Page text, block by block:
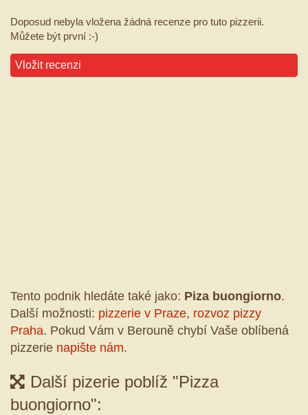
Doposud nebyla vložena žádná recenze pro tuto pizzerii.
Můžete být první :-)
Vložit recenzi
Tento podnik hledáte také jako: Piza buongiorno.
Další možnosti: pizzerie v Praze, rozvoz pizzy
Praha. Pokud Vám v Berouně chybí Vaše oblíbená
pizzerie napište nám.
Další pizerie poblíž "Pizza
buongiorno":